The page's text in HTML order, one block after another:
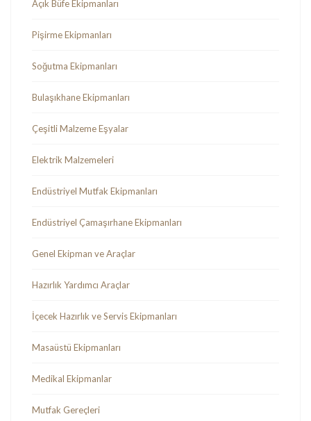
Açık Büfe Ekipmanları
Pişirme Ekipmanları
Soğutma Ekipmanları
Bulaşıkhane Ekipmanları
Çeşitli Malzeme Eşyalar
Elektrik Malzemeleri
Endüstriyel Mutfak Ekipmanları
Endüstriyel Çamaşırhane Ekipmanları
Genel Ekipman ve Araçlar
Hazırlık Yardımcı Araçlar
İçecek Hazırlık ve Servis Ekipmanları
Masaüstü Ekipmanları
Medikal Ekipmanlar
Mutfak Gereçleri